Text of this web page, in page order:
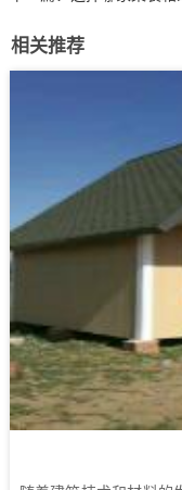
相关推荐